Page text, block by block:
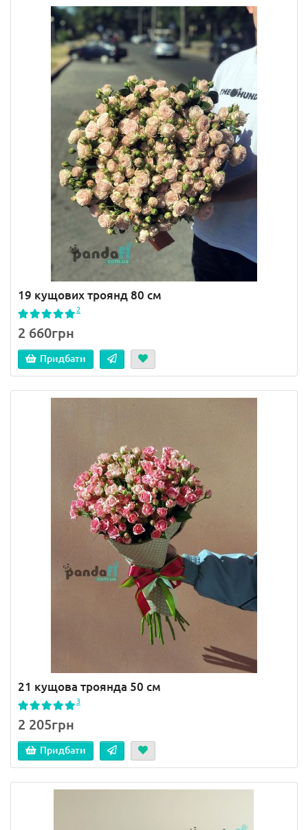
19 кущових троянд 80 см
2
2 660грн
Придбати
21 кущова троянда 50 см
3
2 205грн
Придбати